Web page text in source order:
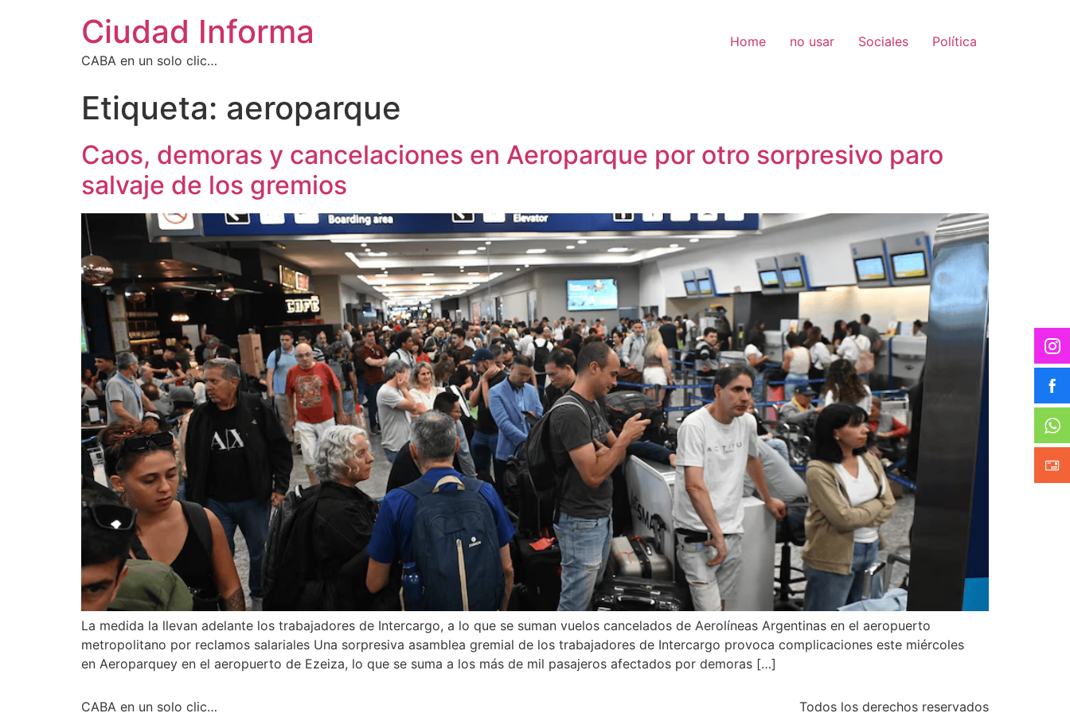
Ciudad Informa
CABA en un solo clic…
Home no usar Sociales Política
Etiqueta: aeroparque
Caos, demoras y cancelaciones en Aeroparque por otro sorpresivo paro
salvaje de los gremios
La medida la llevan adelante los trabajadores de Intercargo, a lo que se suman vuelos cancelados de Aerolíneas Argentinas en el aeropuerto
metropolitano por reclamos salariales Una sorpresiva asamblea gremial de los trabajadores de Intercargo provoca complicaciones este miércoles
en Aeroparquey en el aeropuerto de Ezeiza, lo que se suma a los más de mil pasajeros afectados por demoras […]
CABA en un solo clic… Todos los derechos reservados